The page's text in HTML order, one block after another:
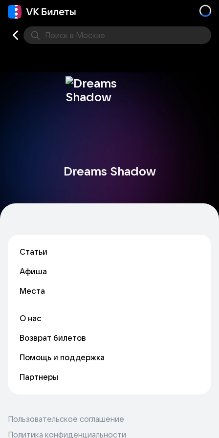
Поиск в Москве
Dreams Shadow
Статьи
Афиша
Места
О нас
Возврат билетов
Помощь и поддержка
Партнеры
Пользовательское соглашение
Политика конфиденциальности